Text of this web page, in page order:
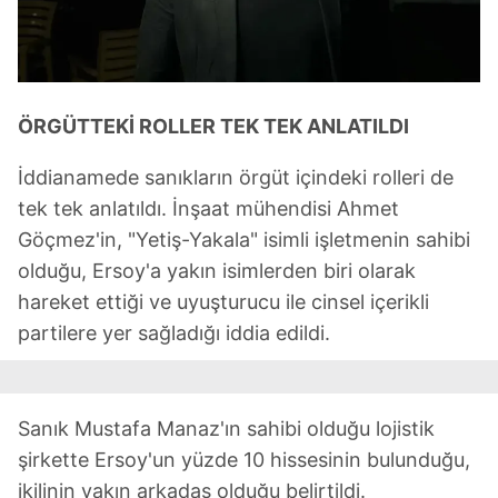
ÖRGÜTTEKİ ROLLER TEK TEK ANLATILDI
İddianamede sanıkların örgüt içindeki rolleri de
tek tek anlatıldı. İnşaat mühendisi Ahmet
Göçmez'in, "Yetiş-Yakala" isimli işletmenin sahibi
olduğu, Ersoy'a yakın isimlerden biri olarak
hareket ettiği ve uyuşturucu ile cinsel içerikli
partilere yer sağladığı iddia edildi.
Sanık Mustafa Manaz'ın sahibi olduğu lojistik
şirkette Ersoy'un yüzde 10 hissesinin bulunduğu,
ikilinin yakın arkadaş olduğu belirtildi.